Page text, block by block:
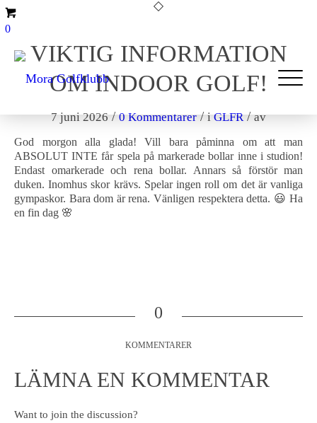
0
VIKTIG INFORMATION
OM INDOOR GOLF!
7 juni 2026 / 0 Kommentarer / iGLFR / av
God morgon alla glada! Vill bara påminna om att man
ABSOLUT INTE får spela på markerade bollar inne i studion!
Endast omarkerade och rena bollar. Annars så förstör man
duken. Inomhus skor krävs. Spelar ingen roll om det är vanliga
gympaskor. Bara dom är rena. Vänligen respektera detta. 😃 Ha
en fin dag 🌸
0
KOMMENTARER
LÄMNA EN KOMMENTAR
Want to join the discussion?